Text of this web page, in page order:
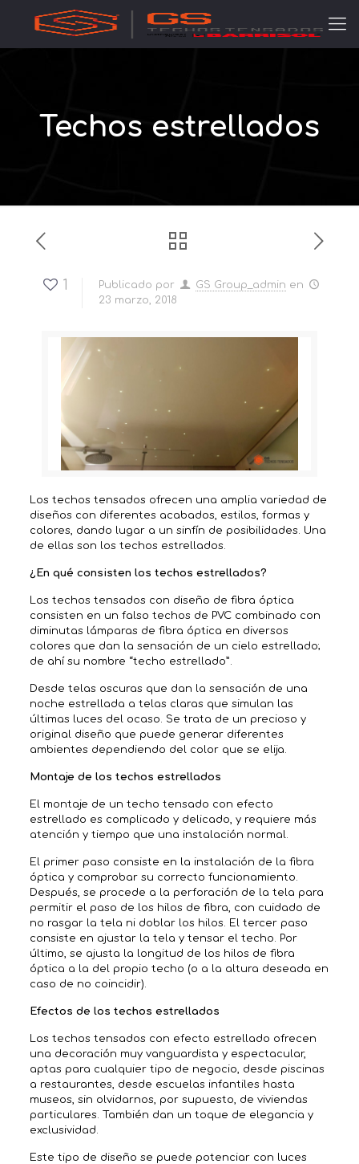
Techos estrellados
1 Publicado por GS Group_admin en
23 marzo, 2018
Los techos tensados ofrecen una amplia variedad de
diseños con diferentes acabados, estilos, formas y
colores, dando lugar a un sinfín de posibilidades. Una
de ellas son los techos estrellados.
¿En qué consisten los techos estrellados?
Los techos tensados con diseño de fibra óptica
consisten en un falso techos de PVC combinado con
diminutas lámparas de fibra óptica en diversos
colores que dan la sensación de un cielo estrellado;
de ahí su nombre “techo estrellado”.
Desde telas oscuras que dan la sensación de una
noche estrellada a telas claras que simulan las
últimas luces del ocaso. Se trata de un precioso y
original diseño que puede generar diferentes
ambientes dependiendo del color que se elija.
Montaje de los techos estrellados
El montaje de un techo tensado con efecto
estrellado es complicado y delicado, y requiere más
atención y tiempo que una instalación normal.
El primer paso consiste en la instalación de la fibra
óptica y comprobar su correcto funcionamiento.
Después, se procede a la perforación de la tela para
permitir el paso de los hilos de fibra, con cuidado de
no rasgar la tela ni doblar los hilos. El tercer paso
consiste en ajustar la tela y tensar el techo. Por
último, se ajusta la longitud de los hilos de fibra
óptica a la del propio techo (o a la altura deseada en
caso de no coincidir).
Efectos de los techos estrellados
Los techos tensados con efecto estrellado ofrecen
una decoración muy vanguardista y espectacular,
aptas para cualquier tipo de negocio, desde piscinas
a restaurantes, desde escuelas infantiles hasta
museos, sin olvidarnos, por supuesto, de viviendas
particulares. También dan un toque de elegancia y
exclusividad.
Este tipo de diseño se puede potenciar con luces